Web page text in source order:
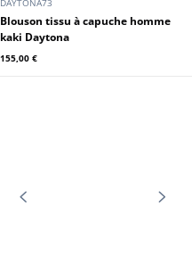
DAYTONA73
Bomber tissu style aviateur
homme kaki Daytona